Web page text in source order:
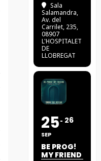
Sala
Salamandra,
Av. del
Carrilet, 235,
08907
L'HOSPITALET
DE
LLOBREGAT
25
SEP
26
BE PROG!
MY FRIEND